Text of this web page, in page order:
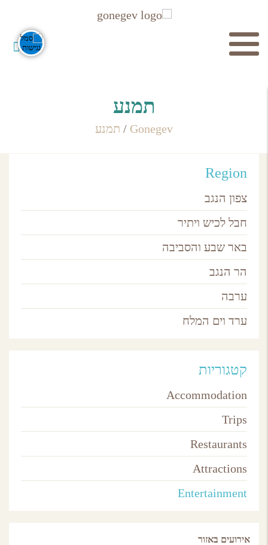
חיפוש
תמנע
Gonegev
/ תמנע
Region
צפון הנגב
חבל לכיש ויתיר
באר שבע והסביבה
הר הנגב
ערבה
ערד וים המלח
קטגוריות
Accommodation
Trips
Restaurants
Attractions
Entertainment
אירועים באזור